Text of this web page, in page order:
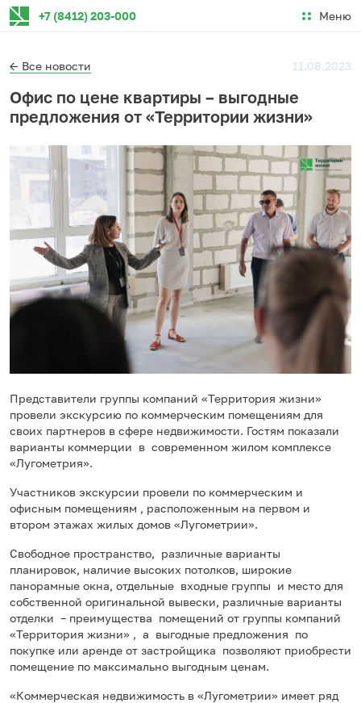
+7 (8412) 203-000 Меню
← Все новости 11.08.2023
Офис по цене квартиры – выгодные
предложения от «Территории жизни»
Представители группы компаний «Территория жизни»
провели экскурсию по коммерческим помещениям для
своих партнеров в сфере недвижимости. Гостям показали
варианты коммерции в современном жилом комплексе
«Лугометрия».
Участников экскурсии провели по коммерческим и
офисным помещениям , расположенным на первом и
втором этажах жилых домов «Лугометрии».
Свободное пространство, различные варианты
планировок, наличие высоких потолков, широкие
панорамные окна, отдельные входные группы и место для
собственной оригинальной вывески, различные варианты
отделки – преимущества помещений от группы компаний
«Территория жизни» , а выгодные предложения по
покупке или аренде от застройщика позволяют приобрести
помещение по максимально выгодным ценам.
«Коммерческая недвижимость в «Лугометрии» имеет ряд